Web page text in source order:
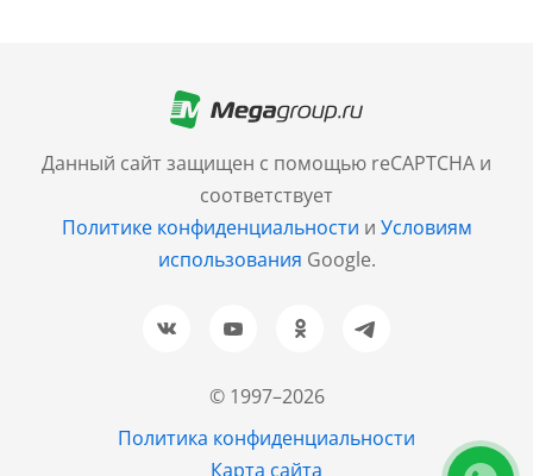
© 1997–2026
Политика конфиденциальности
Карта сайта
Данный сайт защищен с помощью reCAPTCHA и
соответствует
Политике конфиденциальности и Условиям
использования Google.
+7 (499) 705-30-10
Санкт-Петербург
+7 (812) 600-77-33
Барнаул
+7 (961) 999-93-93
Новосибирск
+7 (843) 202-37-37